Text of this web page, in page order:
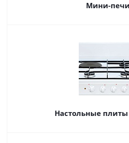
Мини-печи
Настольные плиты